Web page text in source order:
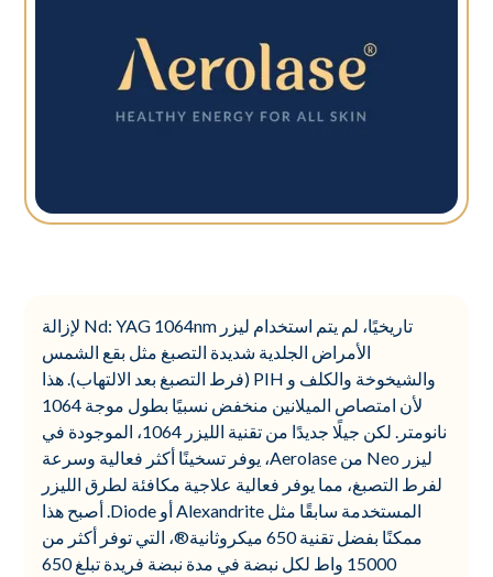
تاريخيًا، لم يتم استخدام ليزر Nd: YAG 1064nm لإزالة
الأمراض الجلدية شديدة التصبغ مثل بقع الشمس
والشيخوخة والكلف و PIH (فرط التصبغ بعد الالتهاب). هذا
لأن امتصاص الميلانين منخفض نسبيًا بطول موجة 1064
نانومتر. لكن جيلًا جديدًا من تقنية الليزر 1064، الموجودة في
ليزر Neo من Aerolase، يوفر تسخينًا أكثر فعالية وسرعة
لفرط التصبغ، مما يوفر فعالية علاجية مكافئة لطرق الليزر
المستخدمة سابقًا مثل Alexandrite أو Diode. أصبح هذا
ممكنًا بفضل تقنية 650 ميكروثانية®، التي توفر أكثر من
15000 واط لكل نبضة في مدة نبضة فريدة تبلغ 650